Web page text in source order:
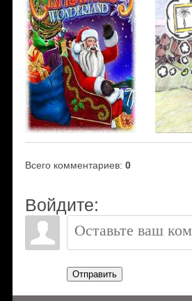
Всего комментариев: 0
Войдите:
Отправить